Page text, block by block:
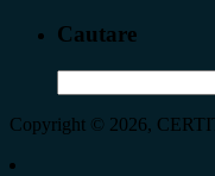
Cautare
for:
Copyright © 2026,